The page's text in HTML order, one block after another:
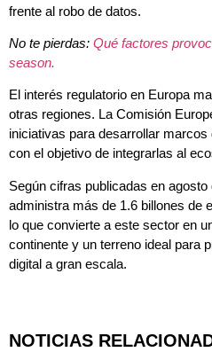
frente al robo de datos.
No te pierdas: Qué factores
season.
El interés regulatorio en Europa
otras regiones. La Comisión
iniciativas para desarrollar marcos
con el objetivo de integrarlas al
Según cifras publicadas en
administra más de 1.6 billones de
lo que convierte a este sector en
continente y un terreno ideal para
digital a gran escala.
NOTICIAS